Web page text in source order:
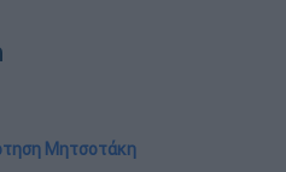
Μητσοτάκη